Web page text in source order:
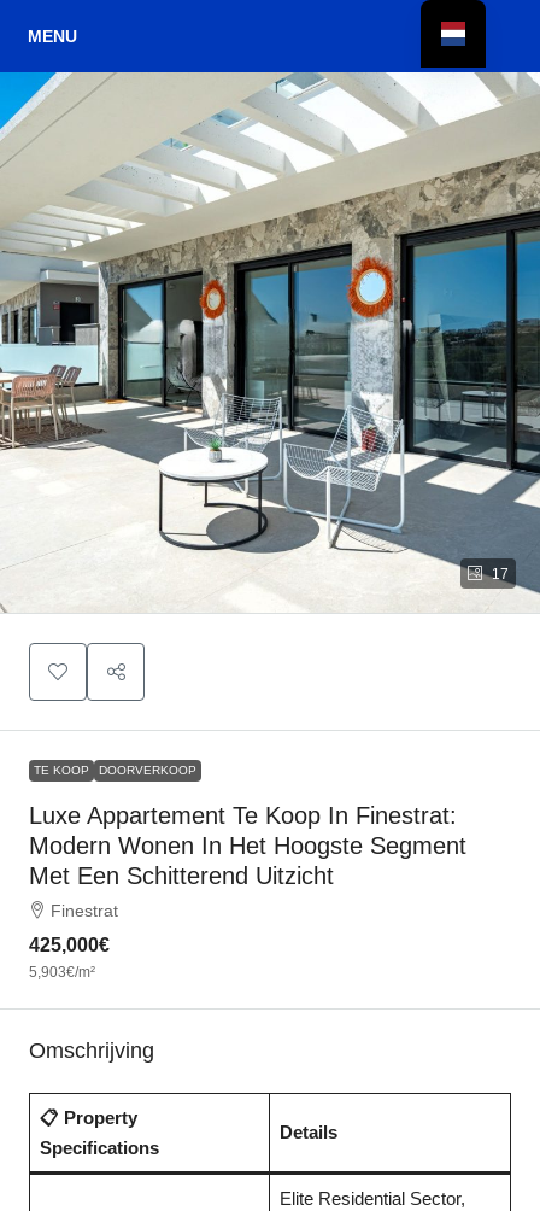
17
TE KOOP DOORVERKOOP
Luxe Appartement Te Koop In Finestrat:
Modern Wonen In Het Hoogste Segment
Met Een Schitterend Uitzicht
Finestrat
425,000€
5,903€/m²
Omschrijving
📋 Property
Specifications
Details
Elite Residential Sector,